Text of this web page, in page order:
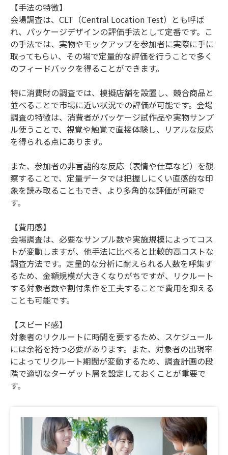
【手法の特徴】
会場調査は、CLT（Central Location Test）とも呼ば
れ、パッケージデザインの評価手法として定番です。こ
の手法では、実物やモックアップを参加者に実際に手に
取ってもらい、その場で定量的な評価を行うことで多く
のフィードバックを得ることができます。
特に消費財の調査では、模擬店舗を設置し、競合商品と
並べることで市場に近い状況での評価が可能です。会場
調査の特徴は、消費者がパッケージ試作品や実物サンプ
ル使うことで、視覚や触覚で直接体験し、リアルな反応
を得られる点にあります。
また、参加者の非言語的な反応（表情や仕草など）を観
察することで、定量データでは把握しにくい直感的な印
象を読み取ることもでき、より多角的な評価が可能で
す。
【費用感】
会場調査は、必要なサンプル数や実施規模によってコス
トが変動しますが、他手法に比べると比較的高コストな
調査方法です。定量的な分析に耐えられる人数を呼集す
るため、金額規模が大きくなりがちですが、リクルート
する対象者数や割付条件を工夫することで費用を抑える
ことも可能です。
【スピード感】
対象者のリクルートに時間を要するため、スケジュール
には余裕を持つ必要があります。また、対象者の出現率
によってリクルート期間が変動するため、調査計画の段
階で適切なターゲット層を設定しておくことが重要で
す。